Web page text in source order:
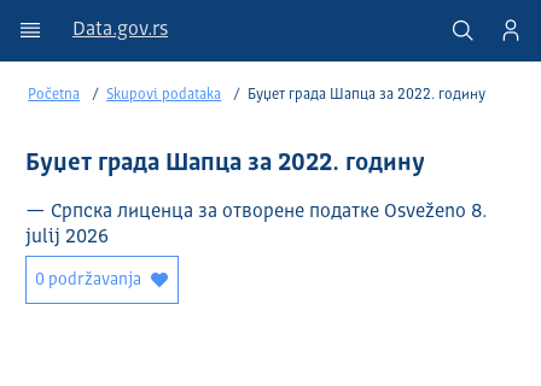
Data.gov.rs
Početna Skupovi podataka Буџет града Шапца за 2022. годину
Буџет града Шапца за 2022. годину
— Српска лиценца за отворене податке Osveženo 8.
julij 2026
0 podržavanja